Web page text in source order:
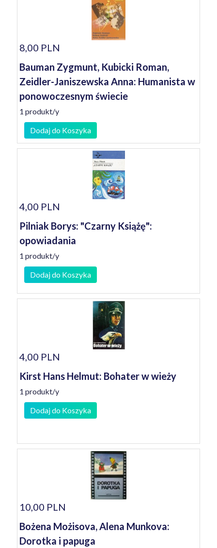
8,00 PLN
Bauman Zygmunt, Kubicki Roman,
Zeidler-Janiszewska Anna: Humanista w
ponowoczesnym świecie
1 produkt/y
Dodaj do Koszyka
4,00 PLN
Pilniak Borys: "Czarny Książę":
opowiadania
1 produkt/y
Dodaj do Koszyka
4,00 PLN
Kirst Hans Helmut: Bohater w wieży
1 produkt/y
Dodaj do Koszyka
10,00 PLN
Bożena Możisova, Alena Munkova:
Dorotka i papuga